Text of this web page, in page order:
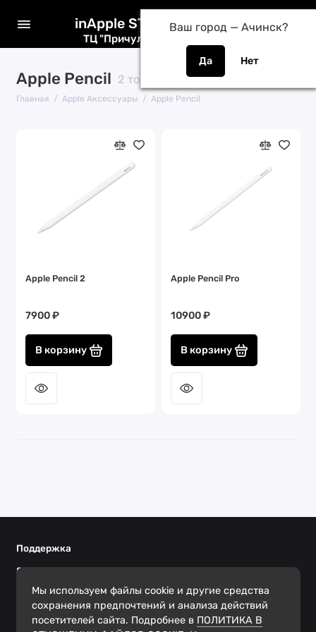
inApple STORE
ТЦ "Причулымье" / ТК "Лента"
Ваш город — Ачинск?
Apple Pencil 2 товара
Главная Apple Аксессуары Apple Pencil
Apple Pencil 2
7900 ₽
В корзину
Apple Pencil Pro
10900 ₽
В корзину
Мы используем файлы cookie и другие средства
сохранения предпочтений и анализа действий
посетителей сайта. Подробнее в ПОЛИТИКА В
Поддержка
89233202555
Ежедневно с 10.00 до 20.00